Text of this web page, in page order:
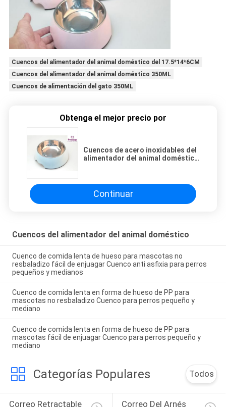
Cuencos del alimentador del animal doméstico del 17.5*14*6CM
Cuencos del alimentador del animal doméstico 350ML
Cuencos de alimentación del gato 350ML
Obtenga el mejor precio por
Cuencos de acero inoxidables del
alimentador del animal doméstico
Continuar
Cuencos del alimentador del animal doméstico
Cuenco de comida lenta de hueso para mascotas no
resbaladizo fácil de enjuagar Cuenco anti asfixia para perros
pequeños y medianos
Cuenco de comida lenta en forma de hueso de PP para
mascotas no resbaladizo Cuenco para perros pequeño y
mediano
Cuenco de comida lenta en forma de hueso de PP para
mascotas fácil de enjuagar Cuenco para perros pequeño y
mediano
Categorías Populares Todos
Correo Retractable Correo Del Arnés